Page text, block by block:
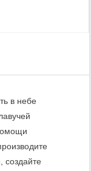
в небе
создайте